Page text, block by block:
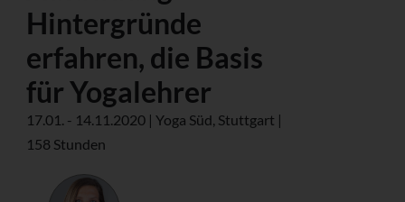
Hintergründe
erfahren, die Basis
für Yogalehrer
17.01. - 14.11.2020 | Yoga Süd, Stuttgart |
158 Stunden